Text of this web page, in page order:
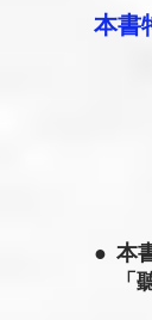
本書
● 本
「